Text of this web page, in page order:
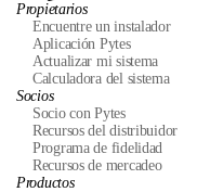
Propietarios
Encuentre un instalador
Aplicación Pytes
Actualizar mi sistema
Calculadora del sistema
Socios
Socio con Pytes
Recursos del distribuidor
Programa de fidelidad
Recursos de mercadeo
Productos